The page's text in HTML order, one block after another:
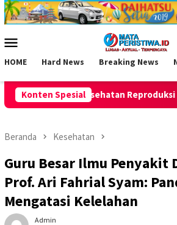
Loncat
ke
Mobile
HOME Hard News Breaking News
Konten Spesial
Remaja Polresta
Beranda Kesehatan
Guru Besar Ilmu Penyakit
Prof. Ari Fahrial Syam:
Mengatasi Kelelahan
Admin